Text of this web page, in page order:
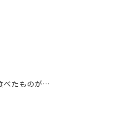
べたものが…